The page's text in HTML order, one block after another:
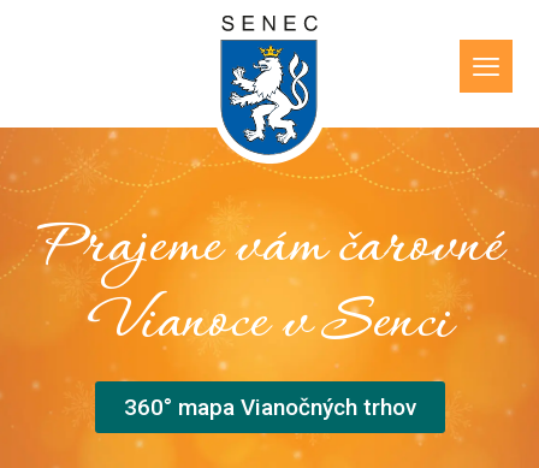
Prajeme vám čarovné
Vianoce v Senci
360° mapa Vianočných trhov